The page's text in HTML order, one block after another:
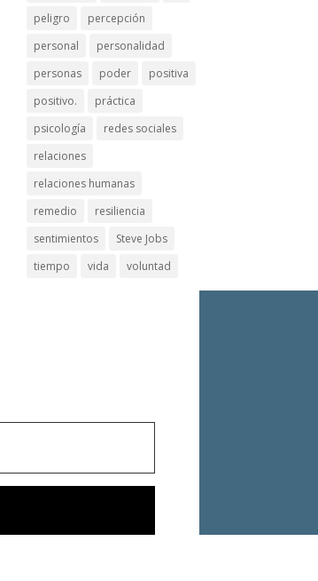
peligro
percepción
personal
personalidad
personas
poder
positiva
positivo.
práctica
psicología
redes sociales
relaciones
relaciones humanas
remedio
resiliencia
sentimientos
Steve Jobs
tiempo
vida voluntad